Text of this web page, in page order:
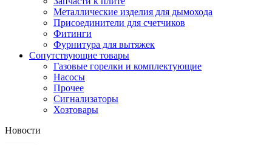
Металлические изделия для дымохода
Присоединители для счетчиков
Фитинги
Фурнитура для вытяжек
Сопутствующие товары
Газовые горелки и комплектующие
Насосы
Прочее
Сигнализаторы
Хозтовары
Новости